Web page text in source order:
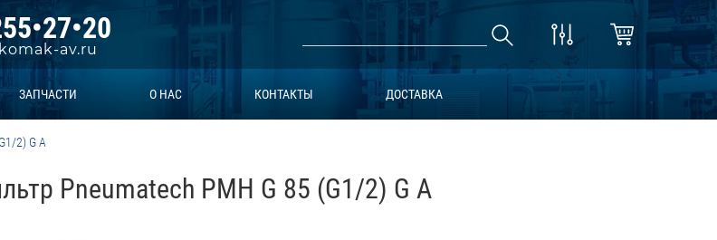
av.ru
ЗАПЧАСТИ О НАС КОНТАКТЫ ДОСТАВКА
2) G A
Pneumatech PMH G 85 (G1/2) G A